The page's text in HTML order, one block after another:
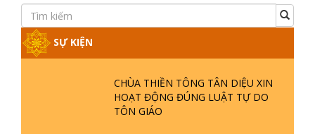
SỰ KIỆN
CHÙA THIỀN TÔNG TÂN DIỆU XIN
HOẠT ĐỘNG ĐÚNG LUẬT TỰ DO
TÔN GIÁO